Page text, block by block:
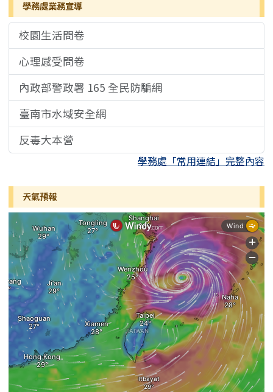
學務處業務宣導
校園生活問卷
心理感受問卷
內政部警政署 165 全民防騙網
臺南市水域安全網
反毒大本營
學務處「常用連結」完整內容
天氣預報